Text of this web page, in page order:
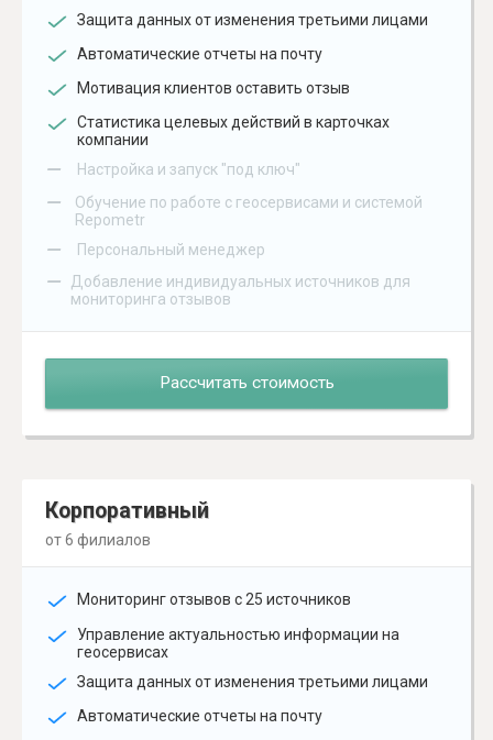
Защита данных от изменения третьими лицами
Автоматические отчеты на почту
Мотивация клиентов оставить отзыв
Статистика целевых действий в карточках
компании
– Настройка и запуск "под ключ"
–
Обучение по работе с геосервисами и системой
Repometr
– Персональный менеджер
–
Добавление индивидуальных источников для
мониторинга отзывов
Рассчитать стоимость
Корпоративный
от 6 филиалов
Мониторинг отзывов с 25 источников
Управление актуальностью информации на
геосервисах
Защита данных от изменения третьими лицами
Автоматические отчеты на почту